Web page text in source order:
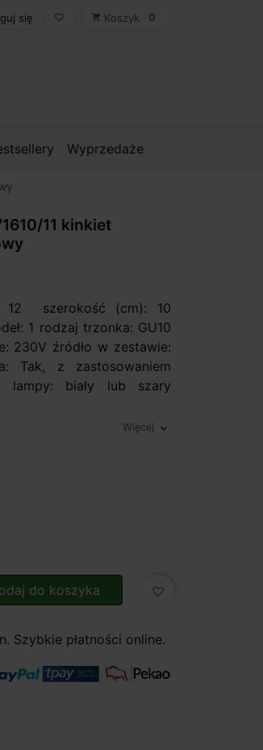
się favorite_border shopping_cart Koszyk 0
Wyprzedaże
11 kinkiet
12 szerokość (cm): 10
1 rodzaj trzonka: GU10
230V źródło w zestawie:
Tak, z zastosowaniem
lampy: biały lub szary
Więcej expand_more
do koszyka favorite_border
Szybkie płatności online.